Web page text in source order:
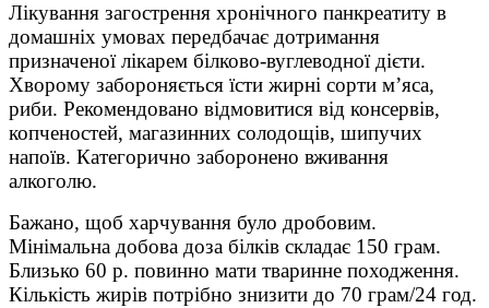
Лікування загострення хронічного панкреатиту в
домашніх умовах передбачає дотримання
призначеної лікарем білково-вуглеводної дієти.
Хворому забороняється їсти жирні сорти м’яса,
риби. Рекомендовано відмовитися від консервів,
копченостей, магазинних солодощів, шипучих
напоїв. Категорично заборонено вживання
алкоголю.
Бажано, щоб харчування було дробовим.
Мінімальна добова доза білків складає 150 грам.
Близько 60 р. повинно мати тваринне походження.
Кількість жирів потрібно знизити до 70 грам/24 год.